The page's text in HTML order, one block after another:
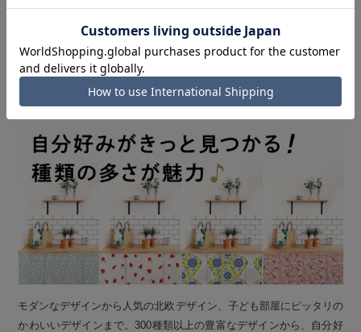
POINT 3
300種類以上の豊富なデザイン
Wide variety of designs
モダンなデザインから人気の北欧デザイン、子ども部屋にピッタリの
かわいいデザインまで。300種類以上の豊富なデザインから、自分好